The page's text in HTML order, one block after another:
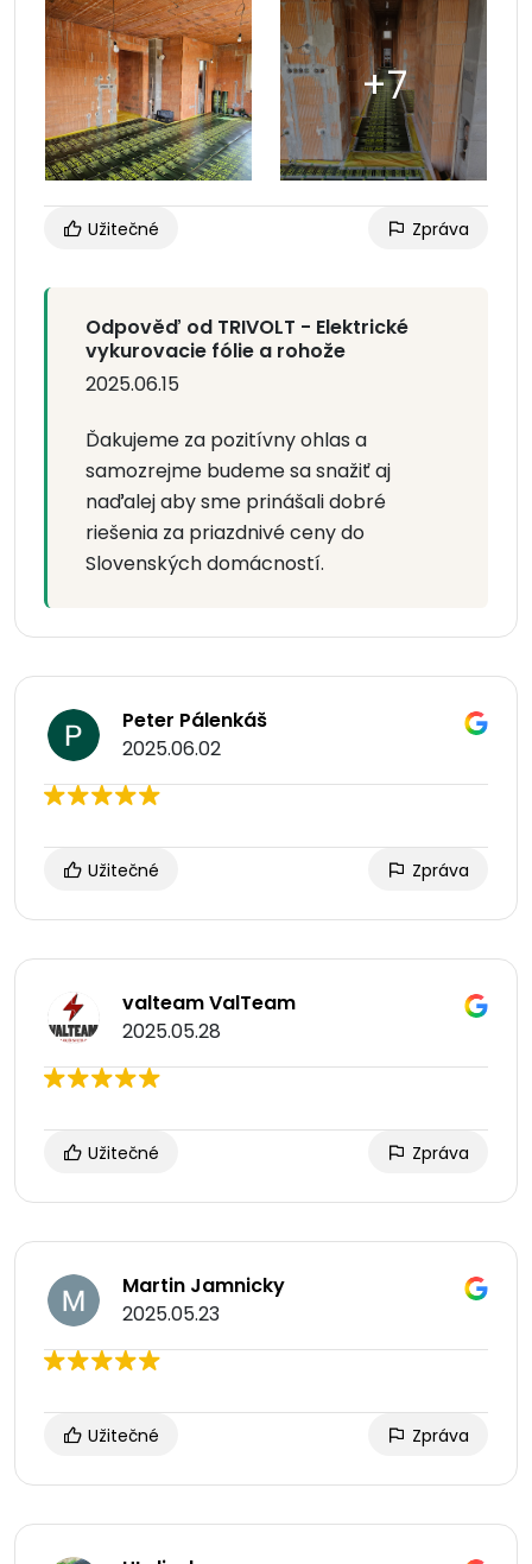
Užitečné Zpráva
Odpověď od TRIVOLT - Elektrické
vykurovacie fólie a rohože
2025.06.15
Ďakujeme za pozitívny ohlas a
samozrejme budeme sa snažiť aj
naďalej aby sme prinášali dobré
riešenia za priazdnivé ceny do
Slovenských domácností.
Peter Pálenkáš
2025.06.02
Užitečné Zpráva
valteam ValTeam
2025.05.28
Užitečné Zpráva
Martin Jamnicky
2025.05.23
Užitečné Zpráva